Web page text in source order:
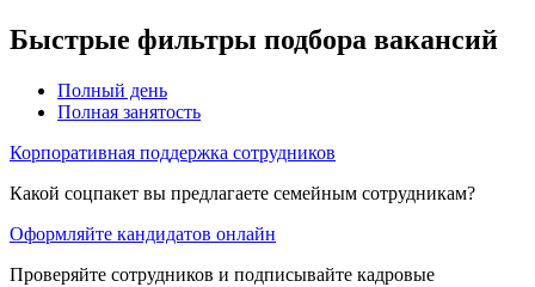
Быстрые фильтры подбора вакансий
Полный день
Полная занятость
Корпоративная поддержка сотрудников
Какой соцпакет вы предлагаете семейным сотрудникам?
Оформляйте кандидатов онлайн
Проверяйте сотрудников и подписывайте кадровые